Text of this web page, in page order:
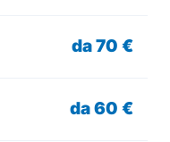
da 70 €
da 60 €